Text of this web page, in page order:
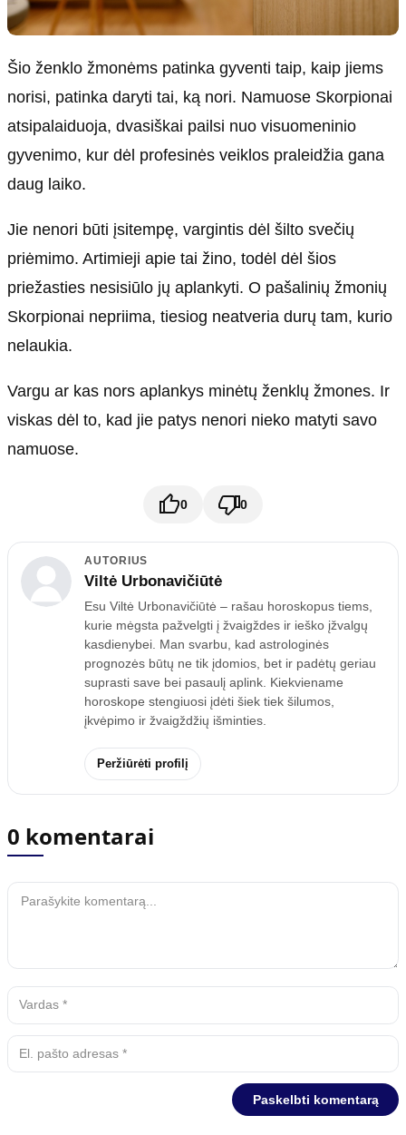
Šio ženklo žmonėms patinka gyventi taip, kaip jiems
norisi, patinka daryti tai, ką nori. Namuose Skorpionai
atsipalaiduoja, dvasiškai pailsi nuo visuomeninio
gyvenimo, kur dėl profesinės veiklos praleidžia gana
daug laiko.
Jie nenori būti įsitempę, vargintis dėl šilto svečių
priėmimo. Artimieji apie tai žino, todėl dėl šios
priežasties nesisiūlo jų aplankyti. O pašalinių žmonių
Skorpionai nepriima, tiesiog neatveria durų tam, kurio
nelaukia.
Vargu ar kas nors aplankys minėtų ženklų žmones. Ir
viskas dėl to, kad jie patys nenori nieko matyti savo
namuose.
0 0
AUTORIUS
Viltė Urbonavičiūtė
Esu Viltė Urbonavičiūtė – rašau horoskopus tiems,
kurie mėgsta pažvelgti į žvaigždes ir ieško įžvalgų
kasdienybei. Man svarbu, kad astrologinės
prognozės būtų ne tik įdomios, bet ir padėtų geriau
suprasti save bei pasaulį aplink. Kiekviename
horoskope stengiuosi įdėti šiek tiek šilumos,
įkvėpimo ir žvaigždžių išminties.
Peržiūrėti profilį
0 komentarai